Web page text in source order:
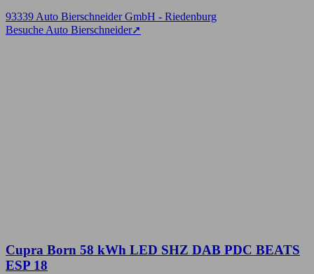
93339 Auto Bierschneider GmbH - Riedenburg
Besuche Auto Bierschneider➚
Cupra Born 58 kWh LED SHZ DAB PDC BEATS
ESP 18